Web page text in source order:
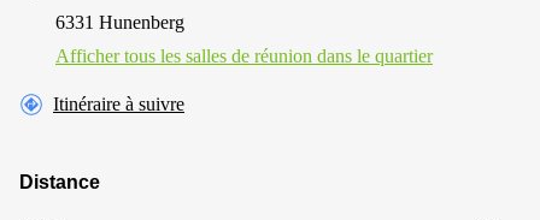
6331 Hunenberg
Afficher tous les salles de réunion dans le quartier
Itinéraire à suivre
Distance